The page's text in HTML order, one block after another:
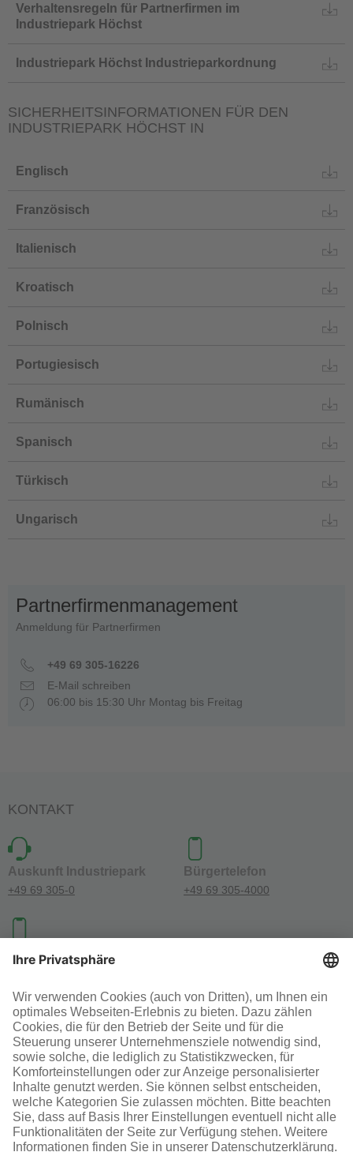
Verhaltensregeln für Partnerfirmen im
Industriepark Höchst
Industriepark Höchst Industrieparkordnung
SICHERHEITSINFORMATIONEN FÜR DEN
INDUSTRIEPARK HÖCHST IN
Englisch
Französisch
Italienisch
Kroatisch
Polnisch
Portugiesisch
Rumänisch
Spanisch
Türkisch
Ungarisch
Partnerfirmenmanagement
Anmeldung für Partnerfirmen
+49 69 305-16226
E-Mail schreiben
06:00 bis 15:30 Uhr Montag bis Freitag
KONTAKT
Auskunft Industriepark
+49 69 305-0
Bürgertelefon
+49 69 305-4000
Investoren-Kontakt
+49 69 305-46300
SOCIAL MEDIA
AGB Impressum Datenschutz Cookie-Einstellungen